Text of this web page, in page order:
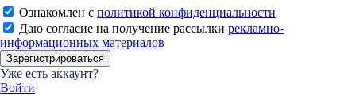
Ознакомлен с политикой конфиденциальности
Даю согласие на получение рассылки рекламно-
информационных материалов
Зарегистрироваться
Уже есть аккаунт?
Войти